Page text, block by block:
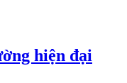
hiện đại